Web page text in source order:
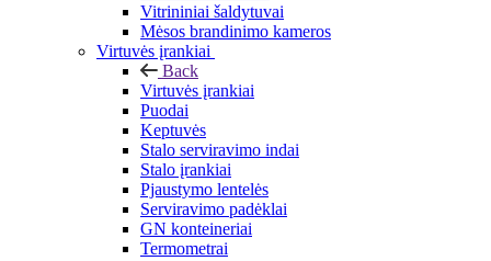
Vitrininiai šaldytuvai
Mėsos brandinimo kameros
Virtuvės įrankiai
Back
Virtuvės įrankiai
Puodai
Keptuvės
Stalo serviravimo indai
Stalo įrankiai
Pjaustymo lentelės
Serviravimo padėklai
GN konteineriai
Termometrai